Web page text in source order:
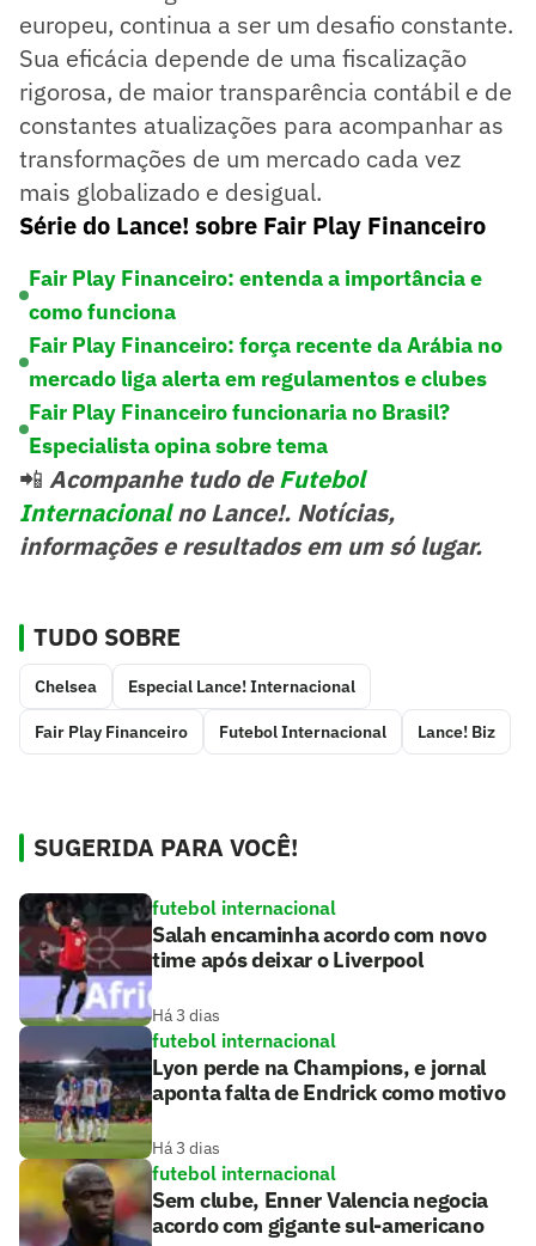
europeu, continua a ser um desafio constante.
Sua eficácia depende de uma fiscalização
rigorosa, de maior transparência contábil e de
constantes atualizações para acompanhar as
transformações de um mercado cada vez
mais globalizado e desigual.
Série do Lance! sobre Fair Play Financeiro
Fair Play Financeiro: entenda a importância e
como funciona
Fair Play Financeiro: força recente da Arábia no
mercado liga alerta em regulamentos e clubes
Fair Play Financeiro funcionaria no Brasil?
Especialista opina sobre tema
📲 Acompanhe tudo deFutebol
Internacionalno Lance!. Notícias,
informações e resultados em um só lugar.
TUDO SOBRE
Chelsea Especial Lance! Internacional
Fair Play Financeiro Futebol Internacional Lance! Biz
SUGERIDA PARA VOCÊ!
futebol internacional
Salah encaminha acordo com novo
time após deixar o Liverpool
Há 3 dias
futebol internacional
Lyon perde na Champions, e jornal
aponta falta de Endrick como motivo
Há 3 dias
futebol internacional
Sem clube, Enner Valencia negocia
acordo com gigante sul-americano